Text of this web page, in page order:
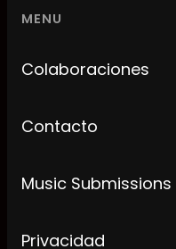
MENU
Colaboraciones
Contacto
Music Submissions
Privacidad